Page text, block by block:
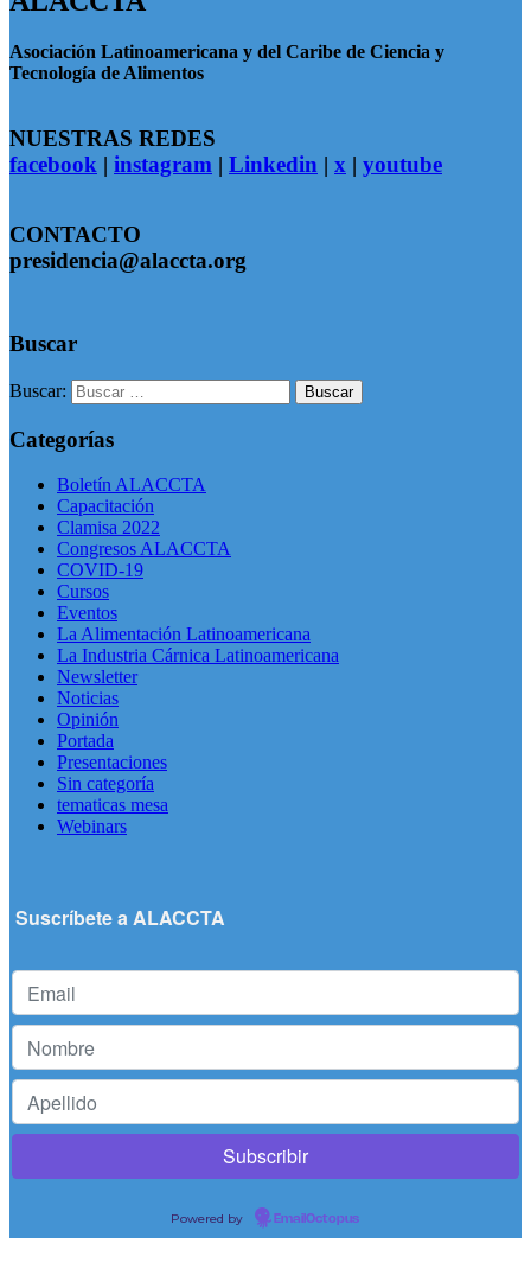
Asociación Latinoamericana y del Caribe de Ciencia y
Tecnología de Alimentos
NUESTRAS REDES
facebook | instagram | Linkedin | x | youtube
CONTACTO
presidencia@alaccta.org
Buscar
Buscar:
Categorías
Boletín ALACCTA
Capacitación
Clamisa 2022
Congresos ALACCTA
COVID-19
Cursos
Eventos
La Alimentación Latinoamericana
La Industria Cárnica Latinoamericana
Newsletter
Noticias
Opinión
Portada
Presentaciones
Sin categoría
tematicas mesa
Webinars
Suscríbete a ALACCTA
Powered by EmailOctopus